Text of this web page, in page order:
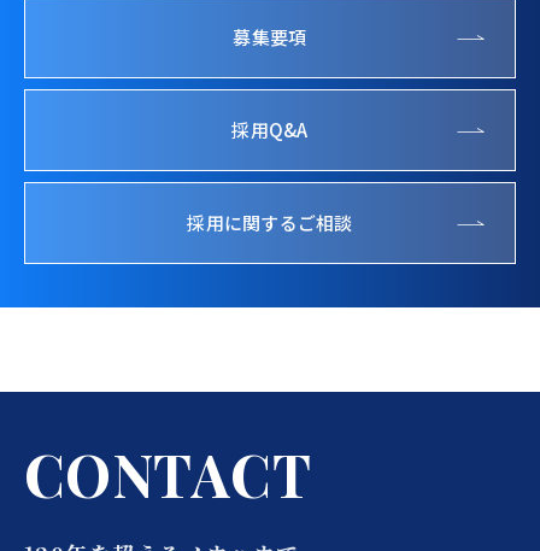
募集要項
採用Q&A
採用に関するご相談
CONTACT